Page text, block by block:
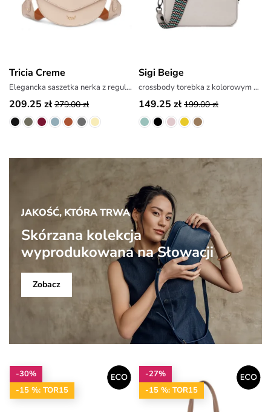
Tricia Creme
Elegancka saszetka nerka z regulowanym paskiem
209.25 zł 279.00 zł
Sigi Beige
crossbody torebka z kolorowym paskiem
149.25 zł 199.00 zł
JAKOŚĆ, KTÓRA TRWA
Skórzana kolekcja
wyprodukowana na Słowacji
Zobacz
-30%
-15 %: TOR15
-27%
-15 %: TOR15